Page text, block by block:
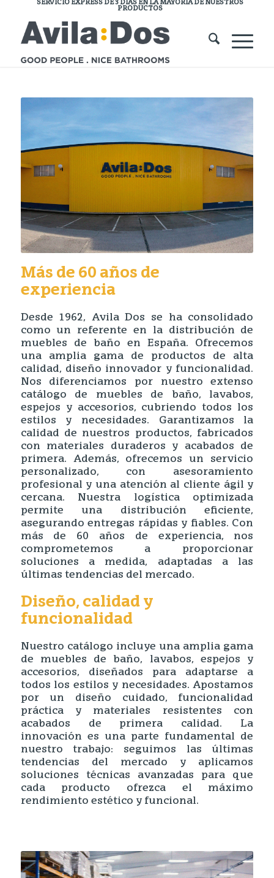
SERVICIO EXPRESS DE 3 DÍAS EN LA MAYORÍA DE NUESTROS
PRODUCTOS
Más de 60 años de
experiencia
Desde 1962, Avila Dos se ha consolidado
como un referente en la distribución de
muebles de baño en España. Ofrecemos
una amplia gama de productos de alta
calidad, diseño innovador y funcionalidad.
Nos diferenciamos por nuestro extenso
catálogo de muebles de baño, lavabos,
espejos y accesorios, cubriendo todos los
estilos y necesidades. Garantizamos la
calidad de nuestros productos, fabricados
con materiales duraderos y acabados de
primera. Además, ofrecemos un servicio
personalizado, con asesoramiento
profesional y una atención al cliente ágil y
cercana. Nuestra logística optimizada
permite una distribución eficiente,
asegurando entregas rápidas y fiables. Con
más de 60 años de experiencia, nos
comprometemos a proporcionar
soluciones a medida, adaptadas a las
últimas tendencias del mercado.
Diseño, calidad y
funcionalidad
Nuestro catálogo incluye una amplia gama
de muebles de baño, lavabos, espejos y
accesorios, diseñados para adaptarse a
todos los estilos y necesidades. Apostamos
por un diseño cuidado, funcionalidad
práctica y materiales resistentes con
acabados de primera calidad. La
innovación es una parte fundamental de
nuestro trabajo: seguimos las últimas
tendencias del mercado y aplicamos
soluciones técnicas avanzadas para que
cada producto ofrezca el máximo
rendimiento estético y funcional.